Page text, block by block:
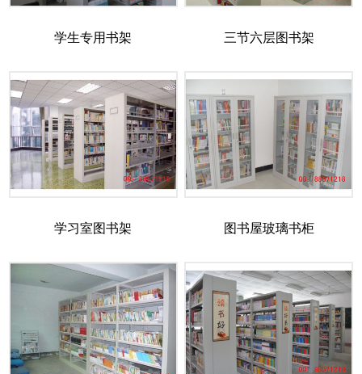
学生专用书架 三节六层图书架
学习室图书架 图书屋玻璃书柜